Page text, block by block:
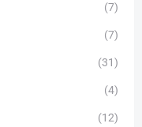
(7)
(7)
(31)
(4)
(12)